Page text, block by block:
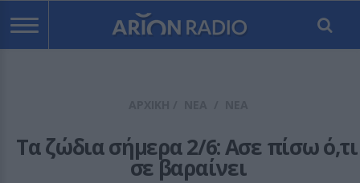
Τα ζώδια σήμερα 2/6: Ασε πίσω ό,τι
σε βαραίνει